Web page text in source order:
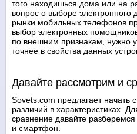
того находишься дома или на
вопрос о выборе электронного
рынки мобильных телефонов
выбор электронных
по внешним признакам, нужно
точнее в свойства данных
Давайте рассмотрим и
Sovets.com предлагает начать
различий в характеристиках.
сравнение давайте
и смартфон.